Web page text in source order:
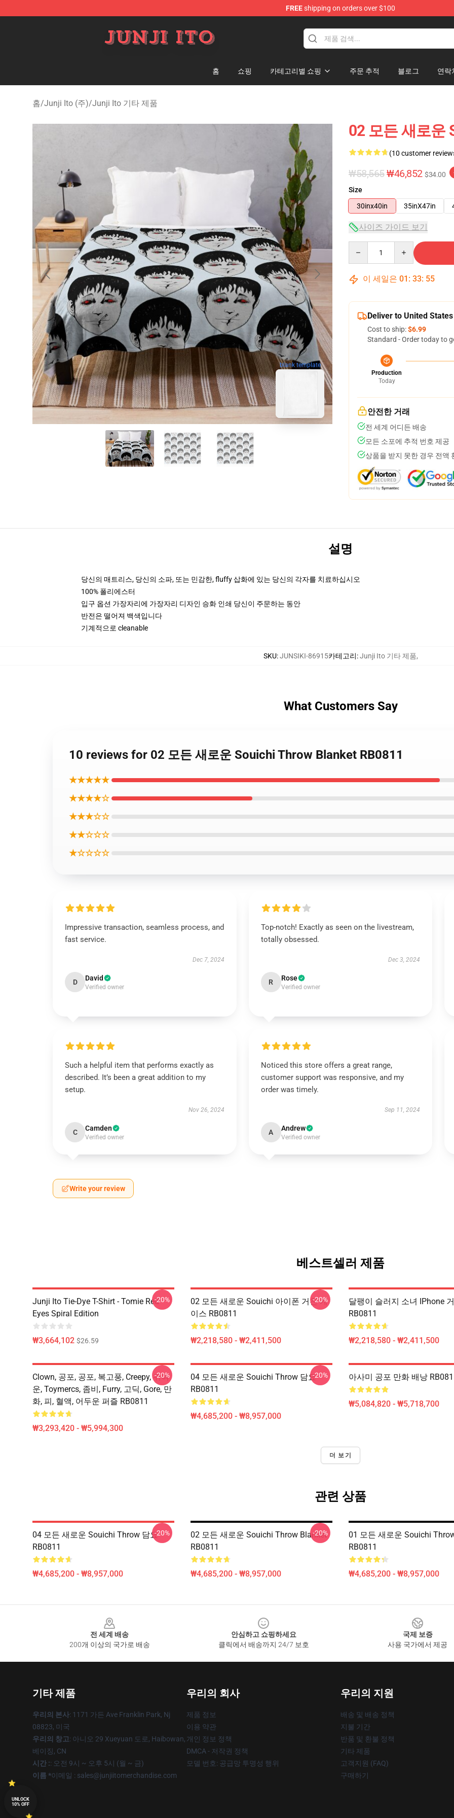
FREEshipping on orders over $100
홈 쇼핑 카테고리별 쇼핑 주문 추적 블로그 연락
홈/Junji Ito (주)/Junji Ito 기타 제품
blank template
02 모든 새로운
(10 customer
₩58,565₩46,852 $34.00
Size
30inx40in
35inX47in
사이즈 가이드 보기
이 세일은 01 : 33: 54
Deliver to United States
Cost to ship:$6.99
Standard - Order today to
Production
Today
안전한 거래
전 세계 어디든 배송
모든 소포에 추적 번호 제공
상품을 받지 못한 경우 전액
설명
당신의 매트리스, 당신의 소파, 또는 민감한, fluffy 삽화에 있는 당신의 각자를 치료하십시오
100% 폴리에스터
입구 옵션 가장자리에 가장자리 디자인 승화 인쇄 당신이 주문하는 동안
반전은 떨어져 백색입니다
기계적으로 cleanable
SKU:JUNSIKI-86915카테고리:Junji Ito 기타 제품,
What Customers Say
10 reviews for 02 모든 새로운 Souichi Throw Blanket RB0811
★★★★★
★★★★☆
★★★☆☆
★★☆☆☆
★☆☆☆☆
Impressive transaction, seamless process, and
fast service.
Dec 7, 2024
D David
Verified owner
Top-notch! Exactly as seen on the livestream,
totally obsessed.
Dec 3, 2024
R Rose
Verified owner
Such a helpful item that performs exactly as
described. It’s been a great addition to my
setup.
Nov 26, 2024
C Camden
Verified owner
Noticed this store offers a great range,
customer support was responsive, and my
order was timely.
Sep 11, 2024
A Andrew
Verified owner
Write your review
베스트셀러 제품
Junji Ito Tie-Dye T-Shirt - Tomie Red
Eyes Spiral Edition
₩3,664,102 $26.59
-20%
02 모든 새로운 Souichi 아이폰 거친 케
이스 RB0811
₩2,218,580 - ₩2,411,500
-20%
달팽이 슬러지 소녀 IPhone
RB0811
₩2,218,580 - ₩2,411,500
Clown, 공포, 공포, 복고풍, Creepy, 귀여
운, Toymercs, 좀비, Furry, 고딕, Gore, 만
화, 피, 혈액, 어두운 퍼즐 RB0811
₩3,293,420 - ₩5,994,300
-20%
04 모든 새로운 Souichi Throw 담요
RB0811
₩4,685,200 - ₩8,957,000
-20% 아사미 공포 만화 배낭
₩5,084,820 - ₩5,718,700
더 보기
관련 상품
04 모든 새로운 Souichi Throw 담요
RB0811
₩4,685,200 - ₩8,957,000
-20%
02 모든 새로운 Souichi Throw Blanket
RB0811
₩4,685,200 - ₩8,957,000
-20%
01 모든 새로운 Souichi
RB0811
₩4,685,200 - ₩8,957,000
전 세계 배송
200개 이상의 국가로 배송
안심하고 쇼핑하세요
클릭에서 배송까지 24/7 보호
국제 보증
사용 국가에서 제공
기타 제품
우리의 본사: 1171 가든 Ave Franklin Park, Nj
08823, 미국
우리의 창고: 아니오 29 Xueyuan 도로, Haibowan,
베이징, CN
시간 :: 오전 9시 ~ 오후 5시 (월 ~ 금)
이름 *이메일 : sales@junjiitomerchandise.com
우리의 회사
제품 정보
이용 약관
개인 정보 정책
DMCA - 저작권 정책
모델 번호: 공급망 투명성 행위
우리의 지원
배송 및 배송 정책
지불 기간
반품 및 환불 정책
기타 제품
고객지원 (FAQ)
구매하기
UNLOCK
10% OFF